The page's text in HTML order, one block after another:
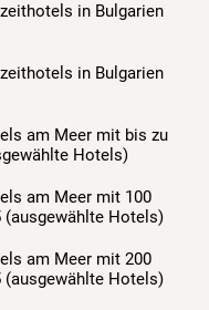
in Bulgarien
in Bulgarien
am Meer mit bis zu
Hotels)
am Meer mit 100
(ausgewählte Hotels)
am Meer mit 200
(ausgewählte Hotels)